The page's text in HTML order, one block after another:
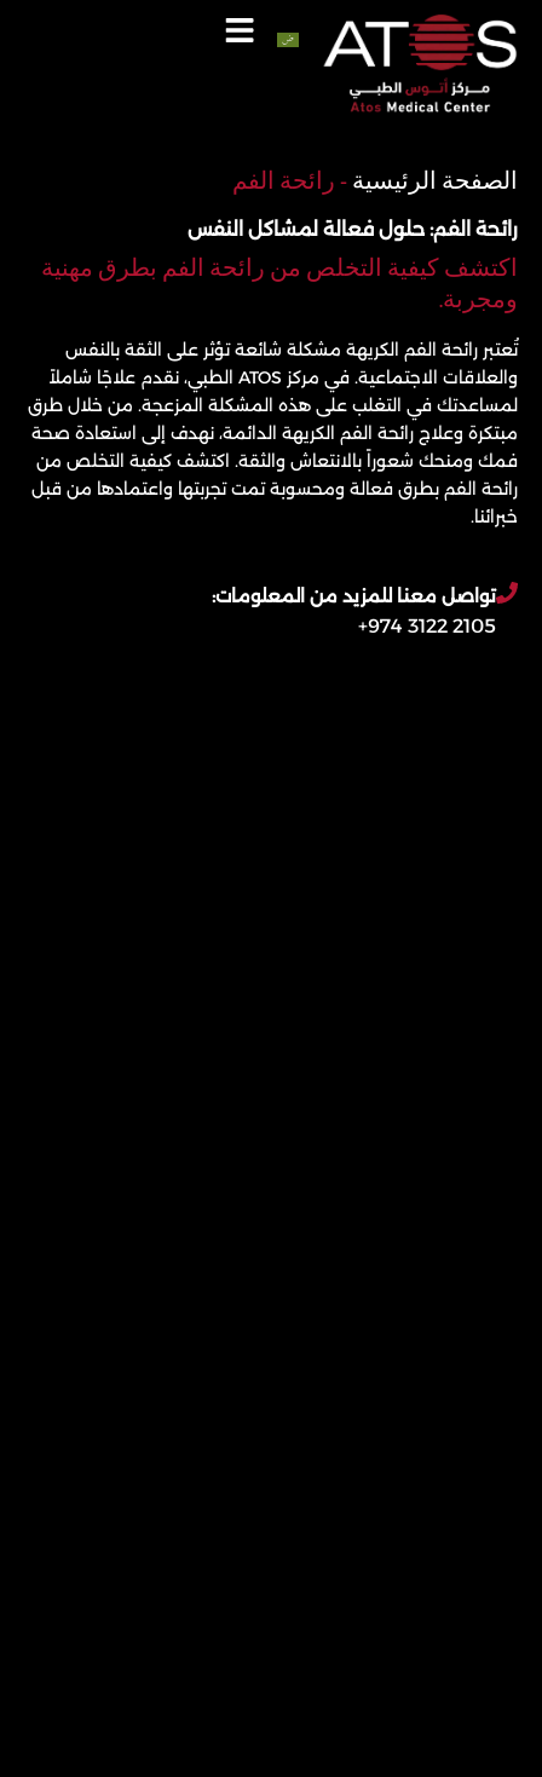
المحتوى
الصفحة الرئيسية-رائحة الفم
رائحة الفم: حلول فعالة لمشاكل النفس
اكتشف كيفية التخلص من رائحة الفم بطرق مهنية
ومجربة.
تُعتبر رائحة الفم الكريهة مشكلة شائعة تؤثر على الثقة بالنفس
والعلاقات الاجتماعية. في مركز ATOS الطبي، نقدم علاجًا شاملاً
لمساعدتك في التغلب على هذه المشكلة المزعجة. من خلال طرق
مبتكرة وعلاج رائحة الفم الكريهة الدائمة، نهدف إلى استعادة صحة
فمك ومنحك شعوراً بالانتعاش والثقة. اكتشف كيفية التخلص من
رائحة الفم بطرق فعالة ومحسوبة تمت تجربتها واعتمادها من قبل
خبرائنا.
تواصل معنا للمزيد من المعلومات:
2105 3122 974+